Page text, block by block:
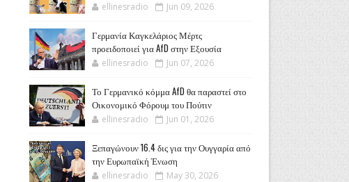
ellinesradio Jun 09, 2026
Γερμανία Καγκελάριος Μέρτς
προειδοποιεί για AfD στην Εξουσία
ellinesradio Jun 07, 2026
Το Γερμανικό κόμμα AfD θα παραστεί στο
Οικονομικό Φόρουμ του Πούτιν
ellinesradio Jun 01, 2026
Ξεπαγώνουν 16.4 δις για την Ουγγαρία από
την Ευρωπαϊκή Ένωση
ellinesradio May 30, 2026